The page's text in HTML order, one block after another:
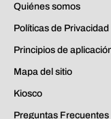
Quiénes somos
Políticas de Privacidad
Principios de
Mapa del sitio
Kiosco
Preguntas Frecuentes